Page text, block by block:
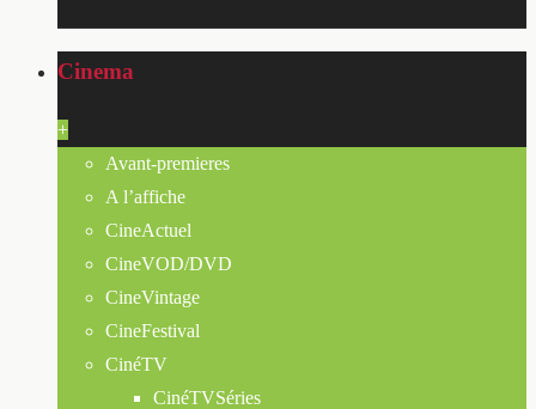
Cinema
+
Avant-premieres
A l’affiche
CineActuel
CineVOD/DVD
CineVintage
CineFestival
CinéTV
CinéTVSéries